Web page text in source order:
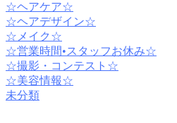
☆ヘアケア☆
☆ヘアデザイン☆
☆メイク☆
☆営業時間•スタッフお休み☆
☆撮影・コンテスト☆
☆美容情報☆
未分類